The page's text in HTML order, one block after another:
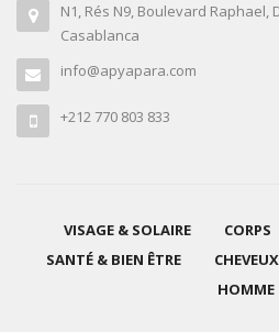
N1, Rés N9, Boulevard Raphael,
Casablanca
info@apyapara.com
+212 770 803 833
VISAGE & SOLAIRE CORPS
SANTÉ & BIEN ÊTRE
CHEVEUX
HOMME